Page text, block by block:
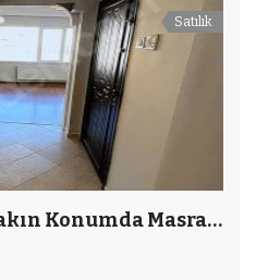
Satılık
Ortaköy’De Sahile Yakın Konumda Masrafsız 2+1 Daire